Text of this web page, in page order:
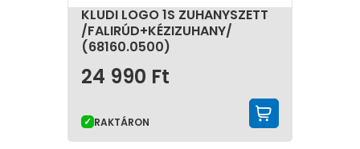
KLUDI LOGO 1S ZUHANYSZETT
/FALIRÚD+KÉZIZUHANY/
(68160.0500)
24 990 Ft
RAKTÁRON